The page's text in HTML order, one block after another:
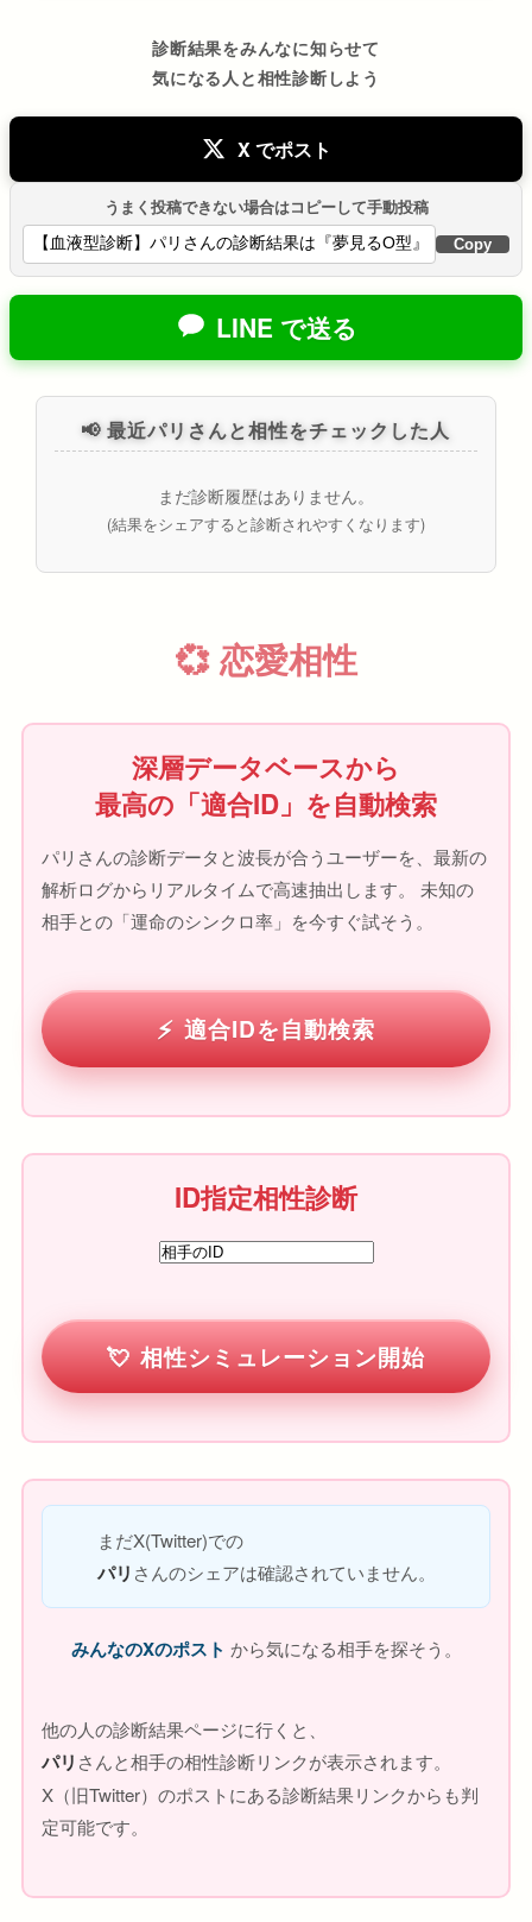
診断結果をみんなに知らせて
気になる人と相性診断しよう
X でポスト
うまく投稿できない場合はコピーして手動投稿
Copy
LINE で送る
📢 最近パリさんと相性をチェックした人
まだ診断履歴はありません。
(結果をシェアすると診断されやすくなります)
💞 恋愛相性
深層データベースから
最高の「適合ID」を自動検索
パリさんの診断データと波長が合うユーザーを、最新の
解析ログからリアルタイムで高速抽出します。 未知の
相手との「運命のシンクロ率」を今すぐ試そう。
適合IDを自動検索
ID指定相性診断
相性シミュレーション開始
まだX(Twitter)での
パリ さんのシェアは確認されていません。
みんなのXのポスト から気になる相手を探そう。
他の人の診断結果ページに行くと、
パリ さんと相手の相性診断リンクが表示されます。
X（旧Twitter）のポストにある診断結果リンクからも判
定可能です。